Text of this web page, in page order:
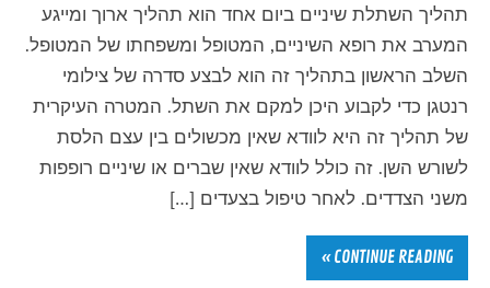
תהליך השתלת שיניים ביום אחד הוא תהליך ארוך ומייגע
המערב את רופא השיניים, המטופל ומשפחתו של המטופל.
השלב הראשון בתהליך זה הוא לבצע סדרה של צילומי
רנטגן כדי לקבוע היכן למקם את השתל. המטרה העיקרית
של תהליך זה היא לוודא שאין מכשולים בין עצם הלסת
לשורש השן. זה כולל לוודא שאין שברים או שיניים רופפות
משני הצדדים. לאחר טיפול בצעדים […]
CONTINUE READING »